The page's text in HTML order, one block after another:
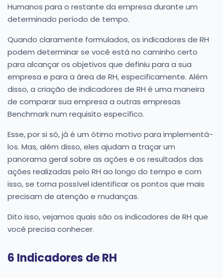
Humanos para o restante da empresa durante um
determinado período de tempo.
Quando claramente formulados, os indicadores de RH
podem determinar se você está no caminho certo
para alcançar os objetivos que definiu para a sua
empresa e para a área de RH, especificamente. Além
disso, a criação de indicadores de RH é uma maneira
de comparar sua empresa a outras empresas
Benchmark num requisito específico.
Esse, por si só, já é um ótimo motivo para implementá-
los. Mas, além disso, eles ajudam a traçar um
panorama geral sobre as ações e os resultados das
ações realizadas pelo RH ao longo do tempo e com
isso, se torna possível identificar os pontos que mais
precisam de atenção e mudanças.
Dito isso, vejamos quais são os indicadores de RH que
você precisa conhecer.
6 Indicadores de RH